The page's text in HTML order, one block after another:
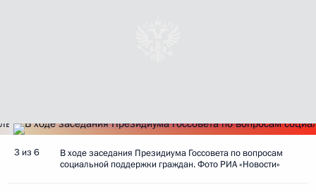
3 из 6
В ходе заседания Президиума Госсовета по вопросам
социальной поддержки граждан. Фото РИА «Новости»